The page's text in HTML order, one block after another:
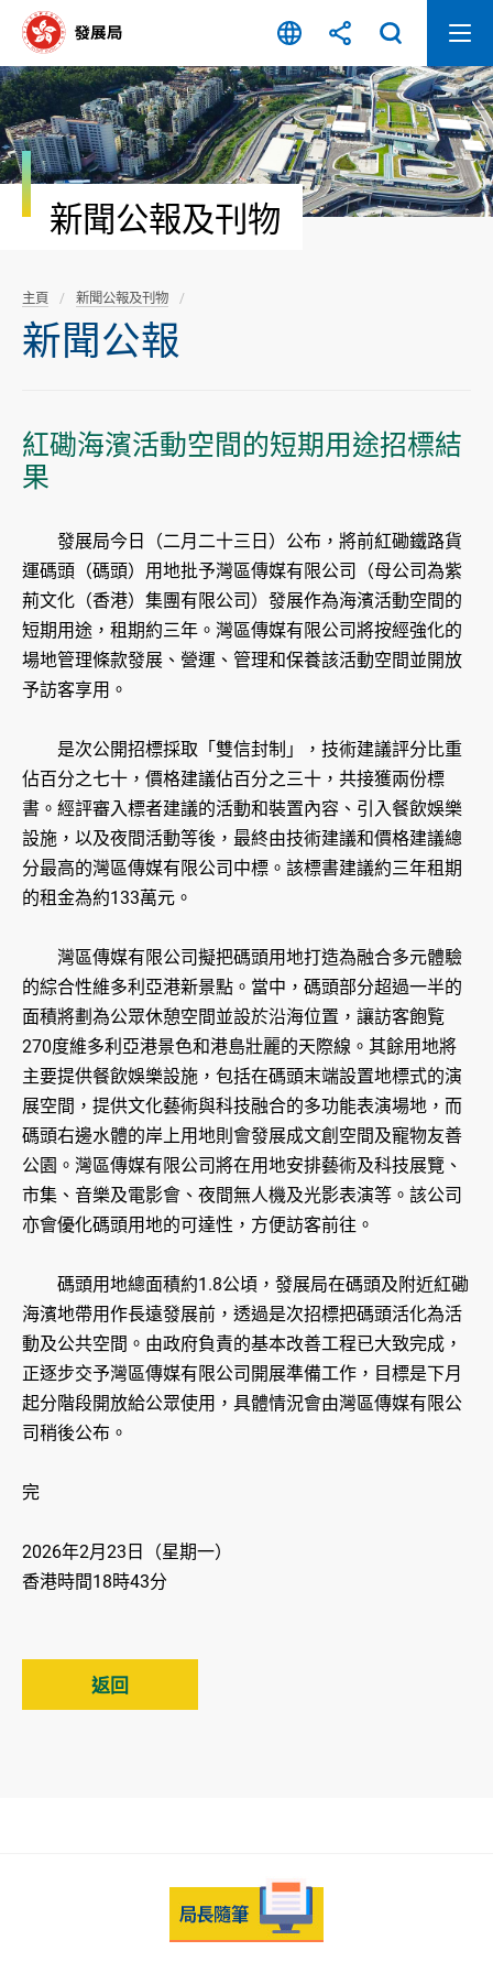
容
開
始
新聞公報及刊物
主頁 新聞公報及刊物
新聞公報
紅磡海濱活動空間的短期用途招標結
果
發展局今日（二月二十三日）公布，將前紅磡鐵路貨
運碼頭（碼頭）用地批予灣區傳媒有限公司（母公司為紫
荊文化（香港）集團有限公司）發展作為海濱活動空間的
短期用途，租期約三年。灣區傳媒有限公司將按經強化的
場地管理條款發展、營運、管理和保養該活動空間並開放
予訪客享用。
是次公開招標採取「雙信封制」，技術建議評分比重
佔百分之七十，價格建議佔百分之三十，共接獲兩份標
書。經評審入標者建議的活動和裝置內容、引入餐飲娛樂
設施，以及夜間活動等後，最終由技術建議和價格建議總
分最高的灣區傳媒有限公司中標。該標書建議約三年租期
的租金為約133萬元。
灣區傳媒有限公司擬把碼頭用地打造為融合多元體驗
的綜合性維多利亞港新景點。當中，碼頭部分超過一半的
面積將劃為公眾休憩空間並設於沿海位置，讓訪客飽覧
270度維多利亞港景色和港島壯麗的天際線。其餘用地將
主要提供餐飲娛樂設施，包括在碼頭末端設置地標式的演
展空間，提供文化藝術與科技融合的多功能表演場地，而
碼頭右邊水體的岸上用地則會發展成文創空間及寵物友善
公園。灣區傳媒有限公司將在用地安排藝術及科技展覽、
市集、音樂及電影會、夜間無人機及光影表演等。該公司
亦會優化碼頭用地的可達性，方便訪客前往。
碼頭用地總面積約1.8公頃，發展局在碼頭及附近紅磡
海濱地帶用作長遠發展前，透過是次招標把碼頭活化為活
動及公共空間。由政府負責的基本改善工程已大致完成，
正逐步交予灣區傳媒有限公司開展準備工作，目標是下月
起分階段開放給公眾使用，具體情況會由灣區傳媒有限公
司稍後公布。
完
2026年2月23日（星期一）
香港時間18時43分
返回